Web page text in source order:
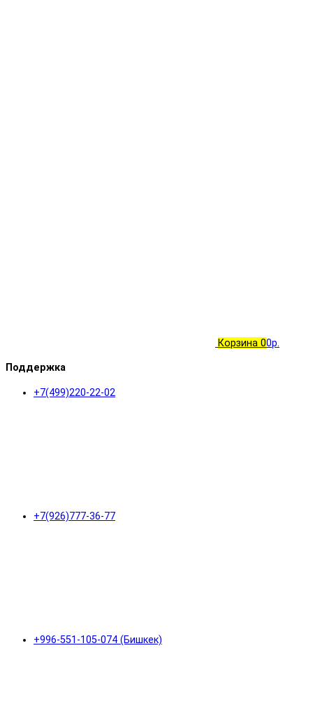
Корзина 00р.
Поддержка
+7(499)220-22-02
+7(926)777-36-77
+996-551-105-074 (Бишкек)